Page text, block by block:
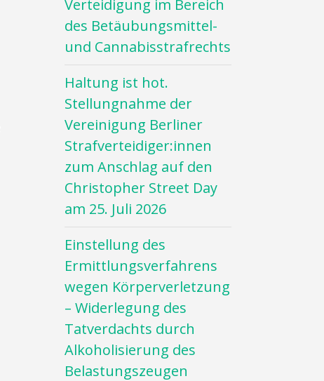
Verteidigung im Bereich
des Betäubungsmittel-
und Cannabisstrafrechts
Haltung ist hot.
Stellungnahme der
Vereinigung Berliner
Strafverteidiger:innen
zum Anschlag auf den
Christopher Street Day
am 25. Juli 2026
Einstellung des
Ermittlungsverfahrens
wegen Körperverletzung
– Widerlegung des
Tatverdachts durch
Alkoholisierung des
Belastungszeugen